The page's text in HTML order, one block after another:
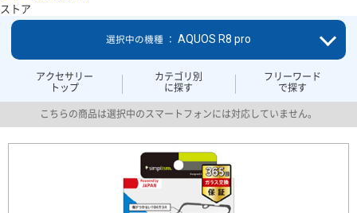
ストア
アクセサリー
トップ
カテゴリ別
に探す
フリーワード
で探す
選択中の機種 ： AQUOS R8 pro
こちらの商品は選択中のスマートフォンには対応していません。